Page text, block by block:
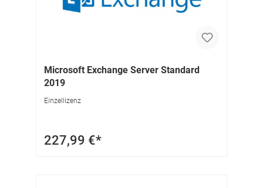
Microsoft Exchange Server Standard
2019
Einzellizenz
227,99 €*